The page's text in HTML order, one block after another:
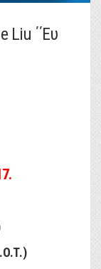
Liu ΄΄Ευ